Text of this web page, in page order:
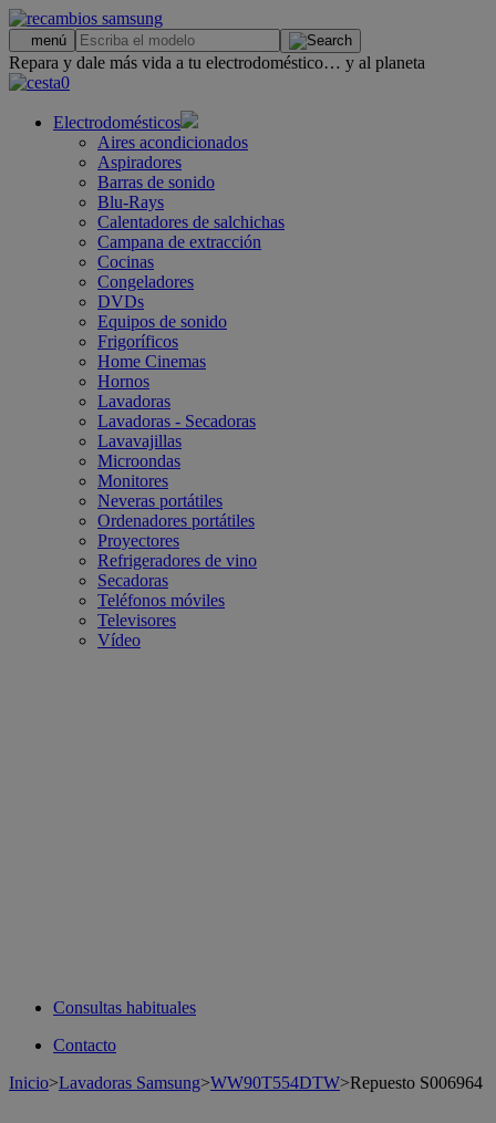
menú
Repara y dale más vida a tu electrodoméstico… y al planeta
0
Electrodomésticos
Aires acondicionados
Aspiradores
Barras de sonido
Blu-Rays
Calentadores de salchichas
Campana de extracción
Cocinas
Congeladores
DVDs
Equipos de sonido
Frigoríficos
Home Cinemas
Hornos
Lavadoras
Lavadoras - Secadoras
Lavavajillas
Microondas
Monitores
Neveras portátiles
Ordenadores portátiles
Proyectores
Refrigeradores de vino
Secadoras
Teléfonos móviles
Televisores
Vídeo
Consultas habituales
Contacto
Inicio>Lavadoras Samsung>WW90T554DTW>Repuesto S006964